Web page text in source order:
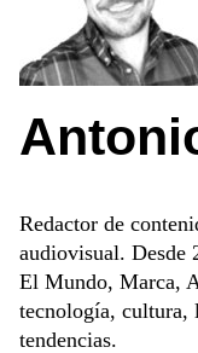
Redactor de
audiovisual. Desde
El Mundo, Marca,
tecnología, cultura,
tendencias.